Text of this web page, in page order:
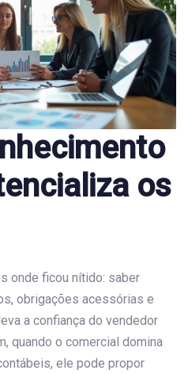
os
onde ficou nítido: saber
obrigações acessórias e
a confiança do vendedor
quando o comercial domina
ele pode propor